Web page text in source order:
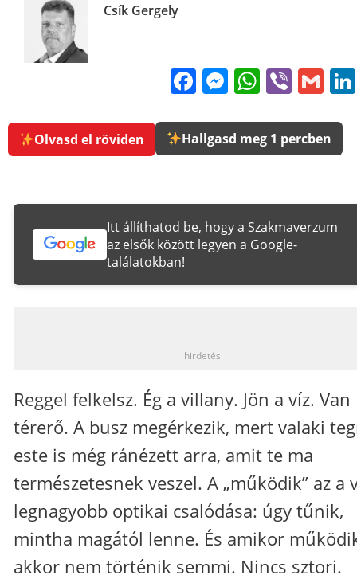
Csík Gergely
FacebookViber
Olvasd el röviden Hallgasd meg 1 percben
Itt állíthatod be, hogy a Szakmaverzum
az elsők között legyen a Google-
találatokban!
hirdetés
Reggel felkelsz. Ég a villany. Jön a víz. Van
térerő. A busz megérkezik, mert valaki
este is még ránézett arra, amit te ma
természetesnek veszel. A „működik” az a
legnagyobb optikai csalódása: úgy tűnik,
mintha magától lenne. És amikor
akkor nem történik semmi. Nincs sztori.